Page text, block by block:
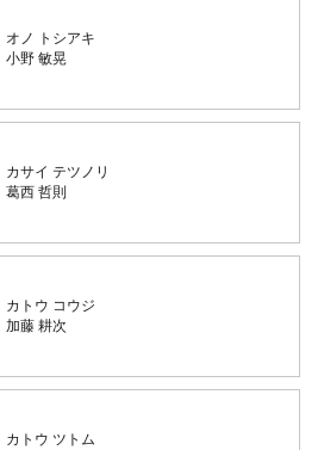
オノ トシアキ
小野 敏晃
カサイ テツノリ
葛西 哲則
カトウ コウジ
加藤 耕次
カトウ ツトム